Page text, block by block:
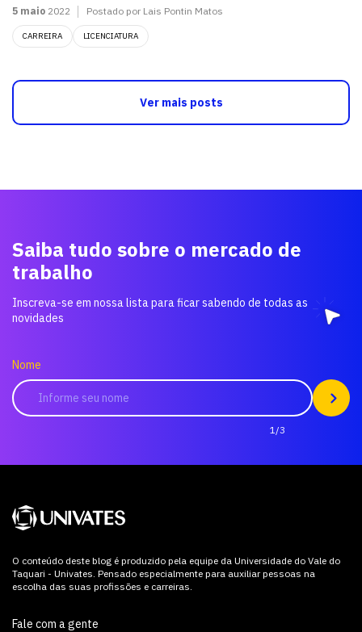
5 maio 2022 Postado por Lais Pontin Matos
CARREIRA LICENCIATURA
Ver mais posts
Saiba tudo sobre o mercado de
trabalho
Inscreva-se em nossa lista para ficar sabendo de todas as
novidades
Nome
1/3
O conteúdo deste blog é produzido pela equipe da Universidade do Vale do
Taquari - Univates. Pensado especialmente para auxiliar pessoas na
escolha das suas profissões e carreiras.
Fale com a gente